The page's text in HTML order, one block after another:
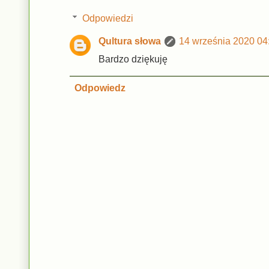
Odpowiedzi
Qultura słowa
14 września 2020
Bardzo dziękuję
Odpowiedz